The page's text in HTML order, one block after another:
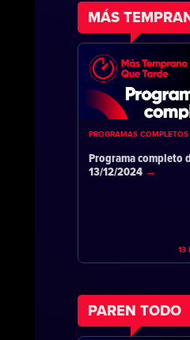
MÁS
PROGRAMAS COMPLETOS
Programa completo
13/12/2024
13
PAREN TODO